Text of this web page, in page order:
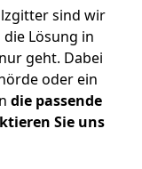
sind wir
Lösung in
geht. Dabei
oder ein
die passende
Sie uns